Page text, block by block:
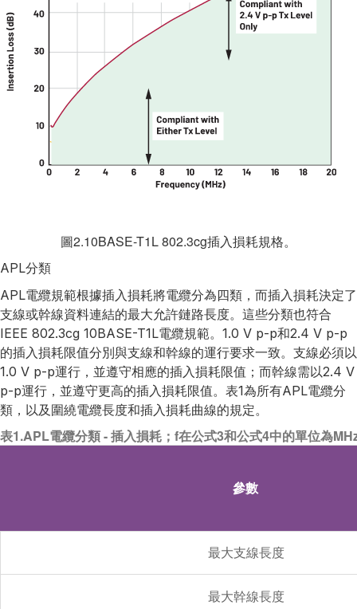
圖2.10BASE-T1L 802.3cg插入損耗規格。
APL分類
APL電纜規範根據插入損耗將電纜分為四類，而插入損耗決定了
支線或幹線資料連結的最大允許鏈路長度。這些分類也符合
IEEE 802.3cg 10BASE-T1L電纜規範。1.0 V p-p和2.4 V p-p
的插入損耗限值分別與支線和幹線的運行要求一致。支線必須以
1.0 V p-p運行，並遵守相應的插入損耗限值；而幹線需以2.4 V
p-p運行，並遵守更高的插入損耗限值。表1為所有APL電纜分
類，以及圍繞電纜長度和插入損耗曲線的規定。
表1.APL電纜分類 - 插入損耗；f在公式3和公式4中的單位為
參數
最大支線長度
最大幹線長度